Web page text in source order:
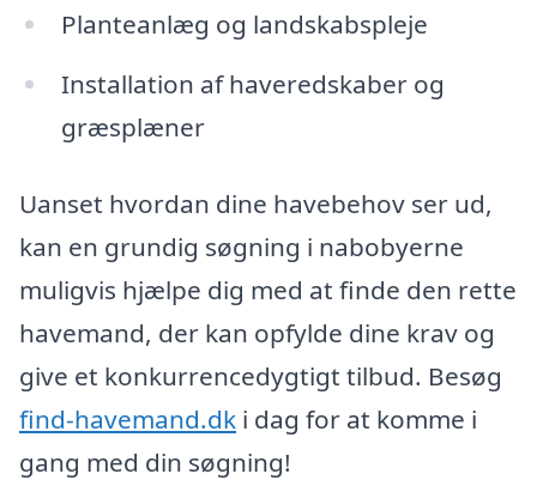
Planteanlæg og landskabspleje
Installation af haveredskaber og
græsplæner
Uanset hvordan dine havebehov ser ud,
kan en grundig søgning i nabobyerne
muligvis hjælpe dig med at finde den rette
havemand, der kan opfylde dine krav og
give et konkurrencedygtigt tilbud. Besøg
find-havemand.dk i dag for at komme i
gang med din søgning!